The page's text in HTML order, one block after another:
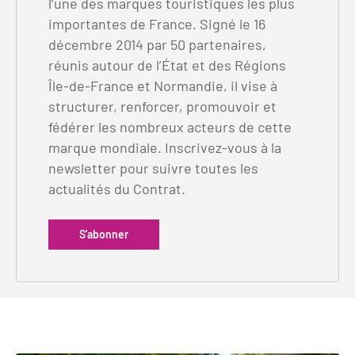
Clientèles spécifiques
Etudes et enquêtes
Etudes thématiques
Dispositifs d'enquêtes
Chiffres Annuels
Chiffres clés de la destination
La liste des OT d'Île-de-France
APIDAE
Offres d'emplois et de stages
Formations
Mode d'emploi formations
Formations inter-filières
Restaurants impressionnistes
Hébergements impressionnistes
Offre culturelle impressionniste
Offre de la destination
Activités
Musée - Monuments - Châteaux
Parcs d’attractions et animaliers
Cabarets et casino
importantes de France. Signé le 16
décembre 2014 par 50 partenaires,
réunis autour de l’État et des Régions
Île-de-France et Normandie, il vise à
structurer, renforcer, promouvoir et
fédérer les nombreux acteurs de cette
marque mondiale. Inscrivez-vous à la
newsletter pour suivre toutes les
actualités du Contrat.
S'abonner